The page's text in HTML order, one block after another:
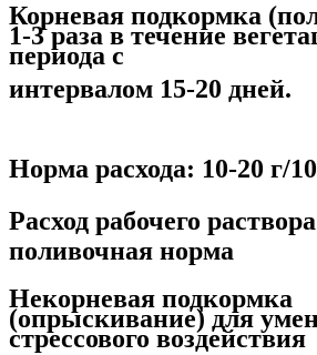
Корневая подкормка
1-3 раза в течение
периода с
интервалом 15-20 дней.
Норма расхода: 10-20 г/
Расход рабочего
поливочная норма
Некорневая подкормка
(опрыскивание) для
стрессового воздействия